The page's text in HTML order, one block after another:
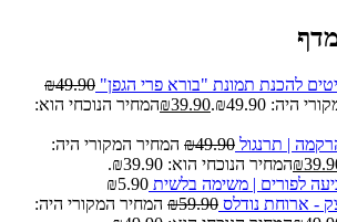
להכנת תמונת "בורא פרי הגפן" ₪49.90
היה: ₪49.90.
₪39.90
המחיר הנוכחי הוא:
| תרנגול
₪49.90
המחיר המקורי היה:
₪המחיר הנוכחי הוא: ₪39.90.
לפורים | משימה בלשית
₪5.90
- ארוחת נודלס
₪59.90
המחיר המקורי היה: